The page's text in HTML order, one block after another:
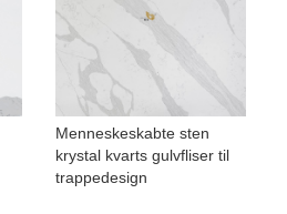
Menneskeskabte sten
krystal kvarts gulvfliser til
trappedesign